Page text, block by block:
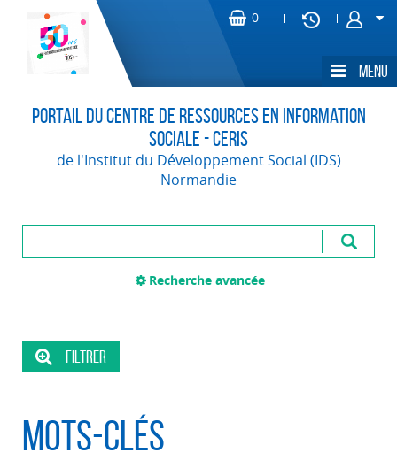
Portail du Centre de Ressources en Information
Sociale - CERIS
de l'Institut du Développement Social (IDS)
Normandie
Recherche avancée
Mots-clés